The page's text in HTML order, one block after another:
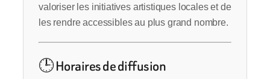
valoriser les initiatives artistiques locales et de
les rendre accessibles au plus grand nombre.
🕒 Horaires de diffusion